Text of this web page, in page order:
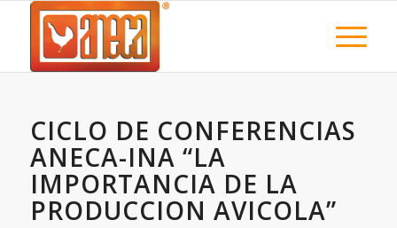
CICLO DE CONFERENCIAS
ANECA-INA “LA
IMPORTANCIA DE LA
PRODUCCION AVICOLA”